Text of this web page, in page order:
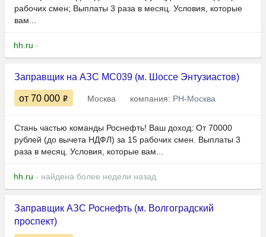
рабочих смен; Выплаты 3 раза в месяц. Условия, которые
вам...
hh.ru -
Заправщик на АЗС MC039 (м. Шоссе Энтузиастов)
от 70 000 Москва компания: РН-Москва
Стань частью команды Роснефть! Ваш доход: От 70000
рублей (до вычета НДФЛ) за 15 рабочих смен. Выплаты 3
раза в месяц. Условия, которые вам...
hh.ru - найдена более недели назад
Заправщик АЗС Роснефть (м. Волгоградский
проспект)